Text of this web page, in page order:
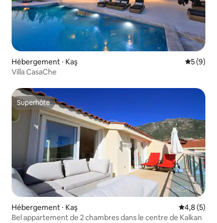
Hébergement ⋅ Kaş
5 (9)
Villa CasaChe
Superhôte
Superhôte
Hébergement ⋅ Kaş Évaluation
4,8 (5)
Bel appartement de 2 chambres dans le centre de Kalkan